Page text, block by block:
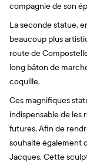
compagnie de son
La seconde statue,
beaucoup plus
route de
long bâton de
coquille.
Ces magnifiques
indispensable de les
futures. Afin de
souhaite également
Jacques. Cette